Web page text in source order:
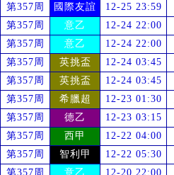
第357周
國際友誼 12-25 23:59
第357周
意乙 12-24 22:00
第357周
意乙 12-24 22:00
第357周
英挑盃 12-24 03:45
第357周
英挑盃 12-24 03:45
第357周
希臘超 12-23 01:30
第357周
德乙 12-23 03:15
第357周
西甲 12-22 04:00
第357周
智利甲 12-22 05:30
第357周
意乙 12-20 22:00